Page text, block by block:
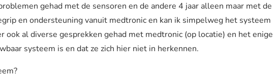
gehad met de sensoren en de andere 4 jaar alleen maar met de
en ondersteuning vanuit medtronic en kan ik simpelweg het systeem
ook al diverse gesprekken gehad met medtronic (op locatie) en het enige
systeem is en dat ze zich hier niet in herkennen.